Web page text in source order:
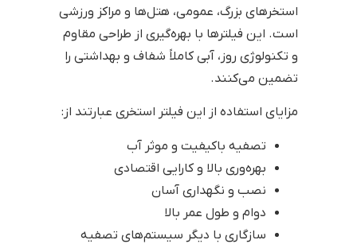
استخرهای بزرگ، عمومی، هتل‌ها و مراکز ورزشی
است. این فیلترها با بهره‌گیری از طراحی مقاوم
و تکنولوژی روز، آبی کاملاً شفاف و بهداشتی را
تضمین می‌کنند.
مزایای استفاده از این فیلتر استخری عبارتند از:
تصفیه باکیفیت و موثر آب
بهره‌وری بالا و کارایی اقتصادی
نصب و نگهداری آسان
دوام و طول عمر بالا
سازگاری با دیگر سیستم‌های تصفیه